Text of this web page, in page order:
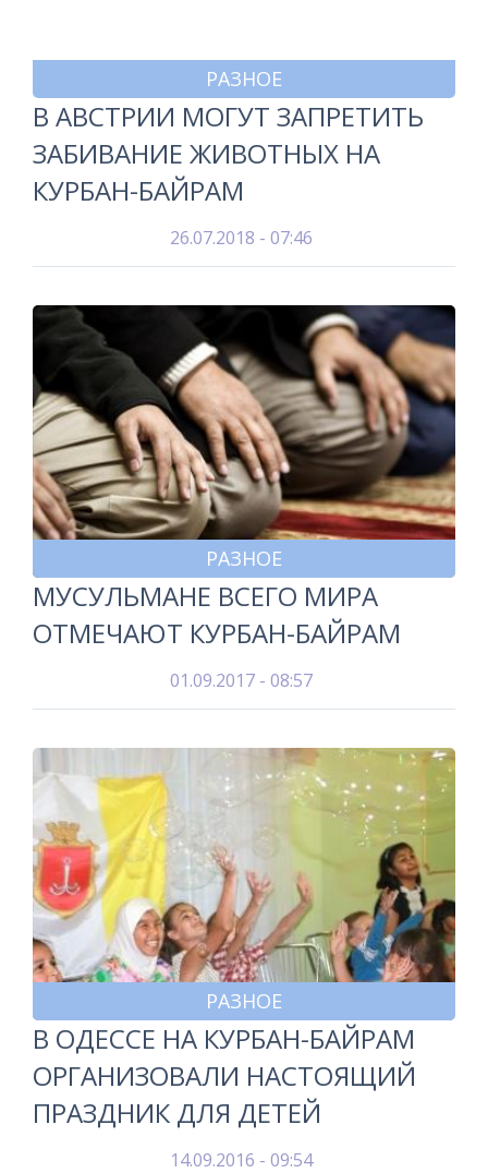
РАЗНОЕ
В АВСТРИИ МОГУТ ЗАПРЕТИТЬ
ЗАБИВАНИЕ ЖИВОТНЫХ НА
КУРБАН-БАЙРАМ
26.07.2018 - 07:46
РАЗНОЕ
МУСУЛЬМАНЕ ВСЕГО МИРА
ОТМЕЧАЮТ КУРБАН-БАЙРАМ
01.09.2017 - 08:57
РАЗНОЕ
В ОДЕССЕ НА КУРБАН-БАЙРАМ
ОРГАНИЗОВАЛИ НАСТОЯЩИЙ
ПРАЗДНИК ДЛЯ ДЕТЕЙ
14.09.2016 - 09:54